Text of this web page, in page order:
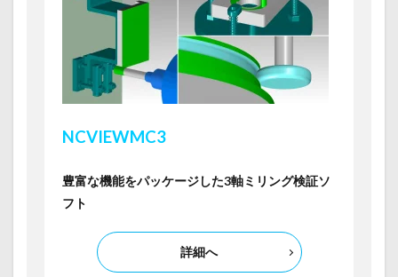
NCVIEWMC3
豊富な機能をパッケージした3軸ミリング検証ソ
フト
詳細へ